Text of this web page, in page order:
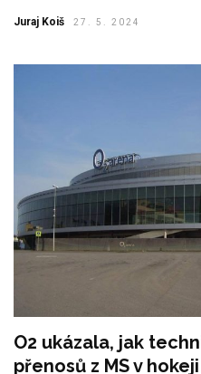
Juraj Koiš 27. 5. 2024
O2 ukázala, jak
přenosů z MS v